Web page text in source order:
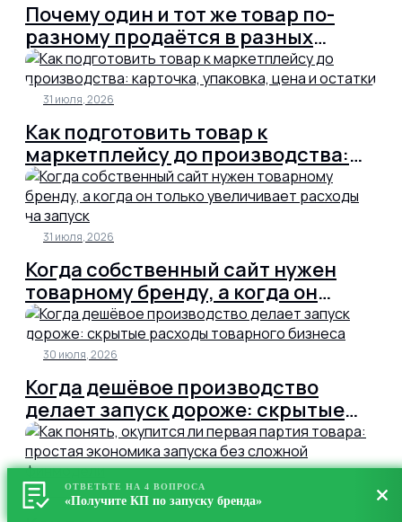
Почему один и тот же товар по-
разному продаётся в разных
каналах
31 июля, 2026
Как подготовить товар к
маркетплейсу до производства:
карточка, упаковка, цена и остатки
31 июля, 2026
Когда собственный сайт нужен
товарному бренду, а когда он
только увеличивает расходы на
запуск
30 июля, 2026
Когда дешёвое производство
делает запуск дороже: скрытые
расходы товарного бизнеса
30 июля, 2026
ОТВЕТЬТЕ НА 4 ВОПРОСА
«Получите КП по запуску бренда»